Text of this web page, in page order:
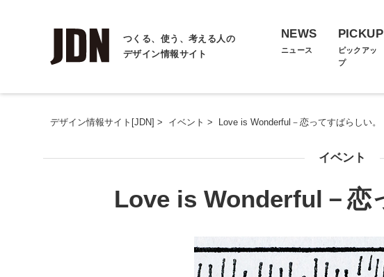
つくる、使う、考える人の
デザイン情報サイト
NEWS
ニュース
PICKUP
ピックアッ
プ
デザイン情報サイト[JDN] > イベント > Love is Wonderful－恋ってすばらしい。
イベント
Love is Wonderful－恋